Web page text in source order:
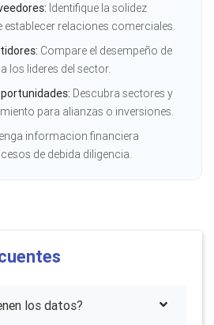
Identifique la solidez
establecer relaciones comerciales.
Compare el desempeño de
los lideres del sector.
Descubra sectores y
para alianzas o inversiones.
informacion financiera
de debida diligencia.
los datos?